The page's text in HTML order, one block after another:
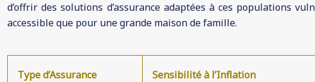
d’offrir des solutions d’assurance adaptées à ces populations
accessible que pour une grande maison de famille.
Type d’Assurance Sensibilité à l’Inflation